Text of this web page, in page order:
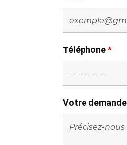
Téléphone*
Votre demande